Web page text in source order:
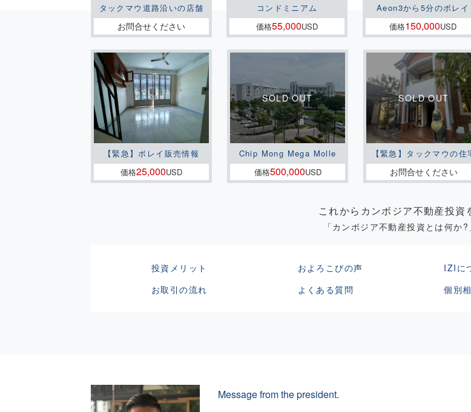
タックマウ道路沿いの店舗
お問合せください
コンドミニアム
価格55,000USD
Aeon3から5分のボレイ
価格150,000USD
【緊急】ボレイ販売情報
価格25,000USD
Chip Mong Mega Molle
価格500,000USD
【緊急】タックマウの住
お問合せください
これからカンボジア不動産投資
「カンボジア不動産投資とは何か
投資メリット およろこびの声 IZIに
お取引の流れ
よくある質問 個別
Message from the president.